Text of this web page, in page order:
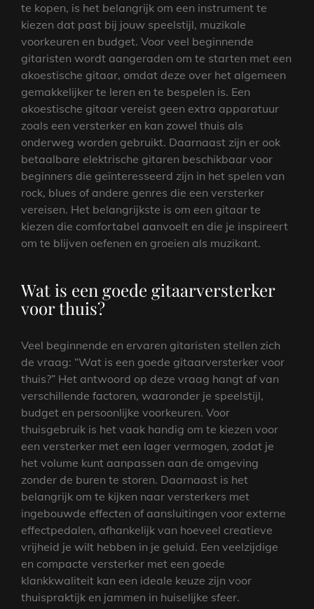
te kopen, is het belangrijk om een instrument te
kiezen dat past bij jouw speelstijl, muzikale
voorkeuren en budget. Voor veel beginnende
gitaristen wordt aangeraden om te starten met een
akoestische gitaar, omdat deze over het algemeen
gemakkelijker te leren en te bespelen is. Een
akoestische gitaar vereist geen extra apparatuur
zoals een versterker en kan zowel thuis als
onderweg worden gebruikt. Daarnaast zijn er ook
betaalbare elektrische gitaren beschikbaar voor
beginners die geïnteresseerd zijn in het spelen van
rock, blues of andere genres die een versterker
vereisen. Het belangrijkste is om een gitaar te
kiezen die comfortabel aanvoelt en die je inspireert
om te blijven oefenen en groeien als muzikant.
Wat is een goede gitaarversterker
voor thuis?
Veel beginnende en ervaren gitaristen stellen zich
de vraag: “Wat is een goede gitaarversterker voor
thuis?” Het antwoord op deze vraag hangt af van
verschillende factoren, waaronder je speelstijl,
budget en persoonlijke voorkeuren. Voor
thuisgebruik is het vaak handig om te kiezen voor
een versterker met een lager vermogen, zodat je
het volume kunt aanpassen aan de omgeving
zonder de buren te storen. Daarnaast is het
belangrijk om te kijken naar versterkers met
ingebouwde effecten of aansluitingen voor externe
effectpedalen, afhankelijk van hoeveel creatieve
vrijheid je wilt hebben in je geluid. Een veelzijdige
en compacte versterker met een goede
klankkwaliteit kan een ideale keuze zijn voor
thuispraktijk en jammen in huiselijke sfeer.